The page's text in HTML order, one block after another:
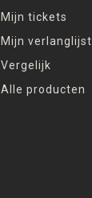
Mijn tickets
Mijn verlanglijst
Vergelijk
Alle producten